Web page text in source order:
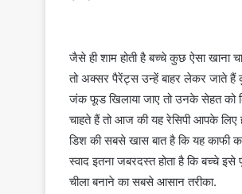
d
m
a
i
l
जैसे ही शाम होती है बच्चे कुछ ऐसा खाना
तो अक्सर पैरेंट्स उन्हें बाहर लेकर जाते हैं
जंक फूड खिलाया जाए तो उनके सेहत को
चाहते हैं तो आज की यह रेसिपी आपके
डिश की सबसे खास बात है कि यह काफी
स्वाद इतना जबरदस्त होता है कि बच्चे
चीला बनाने का सबसे आसान तरीका.